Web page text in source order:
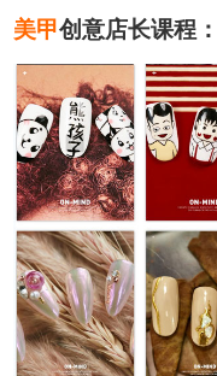
美甲创意店长课程